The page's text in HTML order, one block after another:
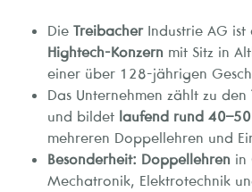
Die TreibacherIndustrie AG ist
Hightech-Konzern mit Sitz in
einer über 128-jährigen
Das Unternehmen zählt zu den
und bildet laufend rund
mehreren Doppellehren und
Besonderheit: Doppellehren in
Mechatronik, Elektrotechnik